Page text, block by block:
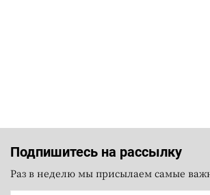
Подпишитесь на рассылку
Раз в неделю мы присылаем самые